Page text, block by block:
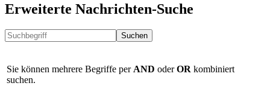
Erweiterte Nachrichten-Suche
Suchen
Sie können mehrere Begriffe per AND oderOR kombiniert
suchen.